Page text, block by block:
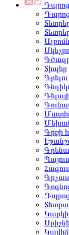
Տիպեր
Գրքի